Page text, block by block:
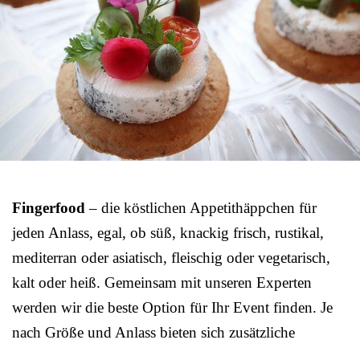
Fingerfood– die köstlichen Appetithäppchen für
jeden Anlass, egal, ob süß, knackig frisch, rustikal,
mediterran oder asiatisch, fleischig oder vegetarisch,
kalt oder heiß. Gemeinsam mit unseren Experten
werden wir die beste Option für Ihr Event finden. Je
nach Größe und Anlass bieten sich zusätzliche